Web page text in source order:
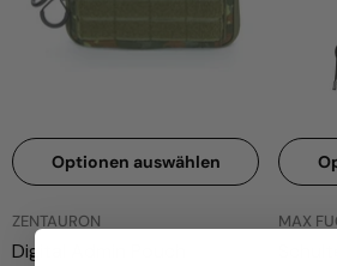
Optionen auswählen
ANBIETER:
ZENTAURON
Digital Admin Pouch
MAX